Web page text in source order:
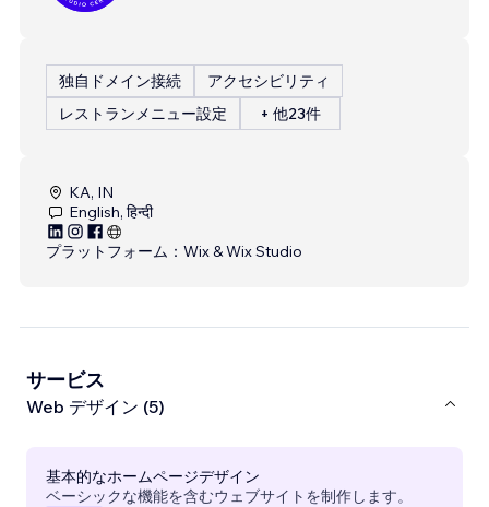
独自ドメイン接続
アクセシビリティ
レストランメニュー設定
+ 他23件
KA, IN
English, हिन्दी
プラットフォーム： Wix & Wix Studio
サービス
Web デザイン (5)
基本的なホームページデザイン
ベーシックな機能を含むウェブサイトを制作します。